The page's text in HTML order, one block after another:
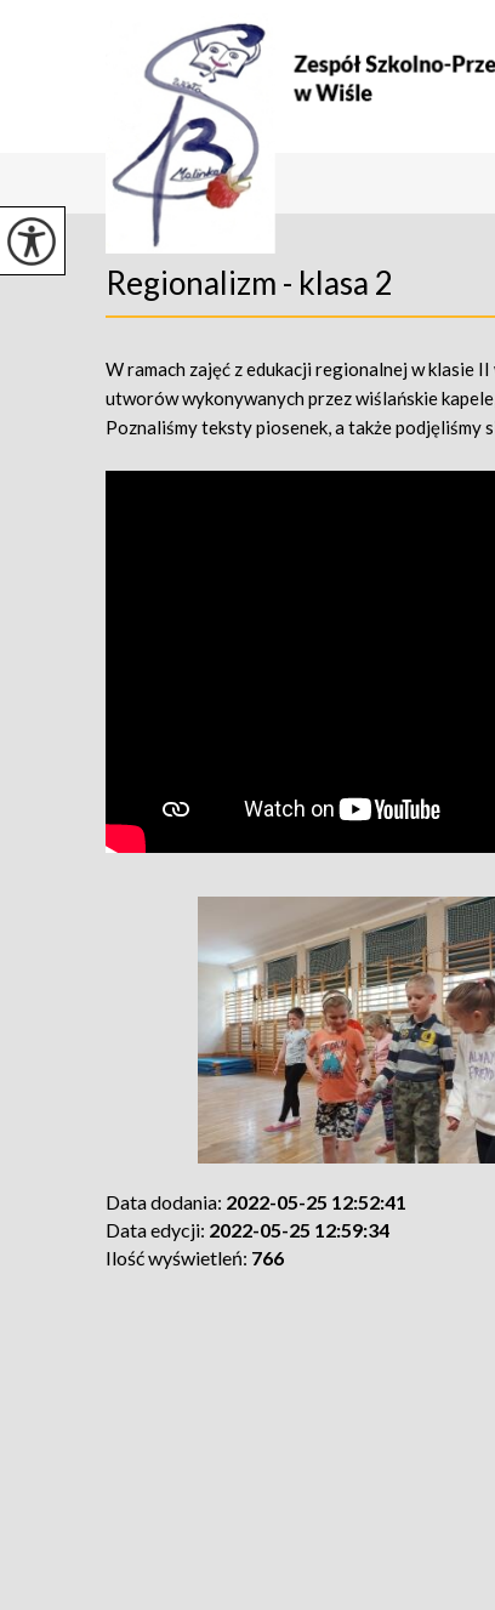
Regionalizm - klasa 2
W ramach zajęć z edukacji regionalnej w klasie
utworów wykonywanych przez wiślańskie
Poznaliśmy teksty piosenek, a także podjęliśmy
Data dodania: 2022-05-25 12:52:41
Data edycji: 2022-05-25 12:59:34
Ilość wyświetleń: 766